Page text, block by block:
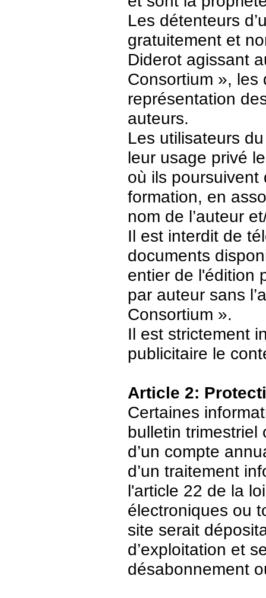
Les détenteurs
gratuitement et
Diderot agissant
Consortium », les
représentation
auteurs.
Les utilisateurs
leur usage privé
où ils
formation, en
nom de l’auteur
Il est interdit de
documents
entier de l'édition
par auteur sans
Consortium ».
Il est strictement
publicitaire le
Article 2:
Certaines
bulletin trimestriel
d’un compte
d’un traitement
l'article 22 de la
électroniques ou
site serait
d’exploitation et
désabonnement